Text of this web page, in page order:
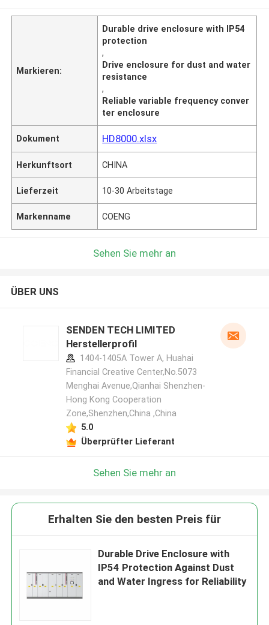
Markieren:
Durable drive enclosure with IP54
protection
,
Drive enclosure for dust and water
resistance
,
Reliable variable frequency conver
ter enclosure
Dokument HD8000.xlsx
Herkunftsort CHINA
Lieferzeit 10-30 Arbeitstage
Markenname COENG
Sehen Sie mehr an
ÜBER UNS
SENDEN TECH LIMITED
Herstellerprofil
1404-1405A Tower A, Huahai
Financial Creative Center,No.5073
Menghai Avenue,Qianhai Shenzhen-
Hong Kong Cooperation
Zone,Shenzhen,China ,China
5.0
Überprüfter Lieferant
Sehen Sie mehr an
Erhalten Sie den besten Preis für
Durable Drive Enclosure with
IP54 Protection Against Dust
and Water Ingress for Reliability